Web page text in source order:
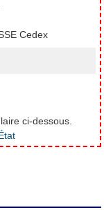
Cedex
ci-dessous.